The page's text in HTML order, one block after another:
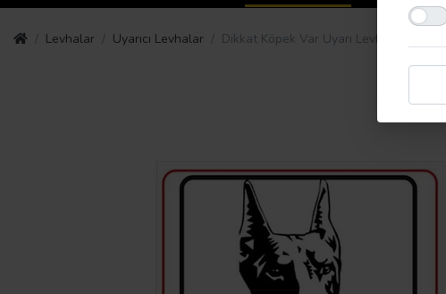
Levhalar Uyarıcı Levhalar Dikkat Köpek Var Uyarı Levhası